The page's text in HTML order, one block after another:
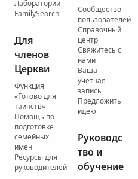
Лаборатории
FamilySearch
Для
членов
Церкви
Функция
«Готово для
таинств»
Помощь по
подготовке
семейных
имен
Ресурсы для
руководителей
Сообщество
пользователей
Справочный
центр
Свяжитесь с
нами
Ваша
учетная
запись
Предложить
идею
Руководс
тво и
обучение